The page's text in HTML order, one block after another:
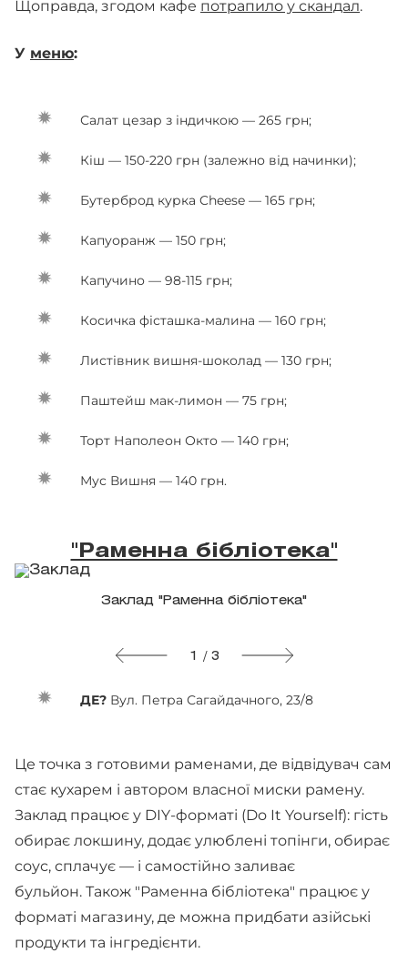
Щоправда, згодом кафе потрапило у скандал.
У меню:
Салат цезар з індичкою — 265 грн;
Кіш — 150-220 грн (залежно від начинки);
Бутерброд курка Cheese — 165 грн;
Капуоранж — 150 грн;
Капучино — 98-115 грн;
Косичка фісташка-малина — 160 грн;
Листівник вишня-шоколад — 130 грн;
Паштейш мак-лимон — 75 грн;
Торт Наполеон Окто — 140 грн;
Мус Вишня — 140 грн.
"Раменна бібліотека"
Заклад "Раменна бібліотека"
1 / 3
ДЕ? Вул. Петра Сагайдачного, 23/8
Це точка з готовими раменами, де відвідувач сам
стає кухарем і автором власної миски рамену.
Заклад працює у DIY-форматі (Do It Yourself): гість
обирає локшину, додає улюблені топінги, обирає
соус, сплачує — і самостійно заливає
бульйон. Також "Раменна бібліотека" працює у
форматі магазину, де можна придбати азійські
продукти та інгредієнти.